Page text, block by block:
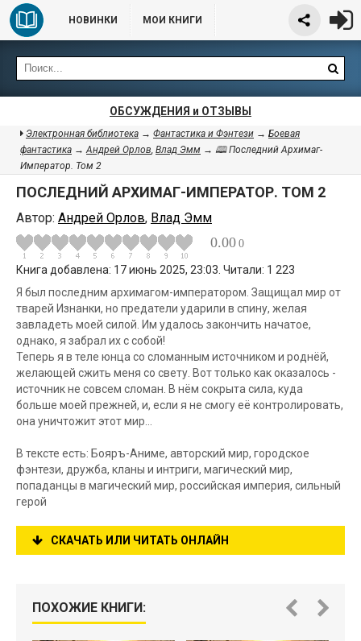
НОВИНКИ МОИ КНИГИ
ОБСУЖДЕНИЯ и ОТЗЫВЫ
Электронная библиотека → Фантастика и Фэнтези → Боевая
фантастика →Андрей Орлов, Влад Эмм → 🕮 Последний Архимаг-
Император. Том 2
ПОСЛЕДНИЙ АРХИМАГ-ИМПЕРАТОР. ТОМ 2
Автор: Андрей Орлов, Влад Эмм
0.00 0
Книга добавлена: 17 июнь 2025, 23:03. Читали: 1 223
Я был последним архимагом-императором. Защищал мир от
тварей Изнанки, но предатели ударили в спину, желая
завладеть моей силой. Им удалось закончить начатое,
однако, я забрал их с собой!
Теперь я в теле юнца со сломанным источником и роднёй,
желающей сжить меня со свету. Вот только как оказалось -
источник не совсем сломан. В нём сокрыта сила, куда
больше моей прежней, и, если я не смогу её контролировать,
она уничтожит этот мир...
В тексте есть: Бояръ-Аниме, авторский мир, городское
фэнтези, дружба, кланы и интриги, магический мир,
попаданцы в магический мир, российская империя, сильный
герой
СКАЧАТЬ ИЛИ ЧИТАТЬ ОНЛАЙН
ПОХОЖИЕ КНИГИ: